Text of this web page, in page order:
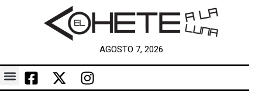
AGOSTO 7, 2026